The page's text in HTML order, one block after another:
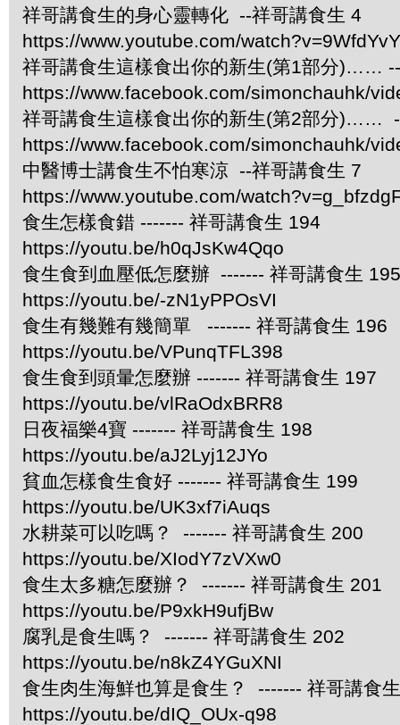
祥哥講食生的身心靈轉化 --祥哥講食生 4
https://www.youtube.com/
祥哥講食生這樣食出你的新生(第1部分)……
https://www.facebook.com/simonchauhk/
祥哥講食生這樣食出你的新生(第2部分)……
https://www.facebook.com/simonchauhk/
中醫博士講食生不怕寒涼 --祥哥講食生 7
https://www.youtube.com/
食生怎樣食錯 ------- 祥哥講食生 194
https://youtu.be/h0qJsKw4Qqo
食生食到血壓低怎麼辦 ------- 祥哥講食生 195
https://youtu.be/-zN1yPPOsVI
食生有幾難有幾簡單 ------- 祥哥講食生 196
https://youtu.be/VPunqTFL398
食生食到頭暈怎麼辦 ------- 祥哥講食生 197
https://youtu.be/vlRaOdxBRR8
日夜福樂4寶 ------- 祥哥講食生 198
https://youtu.be/aJ2Lyj12JYo
貧血怎樣食生食好 ------- 祥哥講食生 199
https://youtu.be/UK3xf7iAuqs
水耕菜可以吃嗎？ ------- 祥哥講食生 200
https://youtu.be/XIodY7zVXw0
食生太多糖怎麼辦？ ------- 祥哥講食生 201
https://youtu.be/P9xkH9ufjBw
腐乳是食生嗎？ ------- 祥哥講食生 202
https://youtu.be/n8kZ4YGuXNI
食生肉生海鮮也算是食生？ ------- 祥哥講食
https://youtu.be/dIQ_OUx-q98